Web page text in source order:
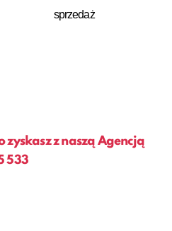
sprzedaż
zyskasz z naszą Agencją
533